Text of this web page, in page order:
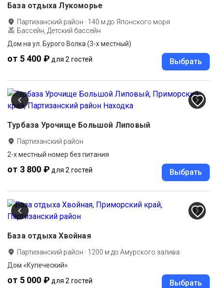
База отдыха Лукоморье
Партизанский район · 140 м до Японского моря
Бассейн, Детский бассейн
Дом на ул. Бурого Волка (3-х местный)
от 5 400 ₽ для 2 гостей Выбрать
Турбаза Урочище Большой Липовый
Партизанский район
2-х местный номер без питания
от 3 800 ₽ для 2 гостей Выбрать
База отдыха Хвойная
Партизанский район · 1200 м до Амурского залива
Дом «Купеческий»
от 5 000 ₽ для 2 гостей Выбрать